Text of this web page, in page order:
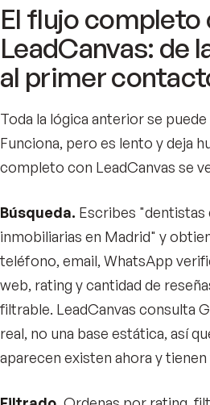
El flujo completo
LeadCanvas: de
al primer
Toda la lógica anterior se
Funciona, pero es lento y deja
completo con LeadCanvas se
Búsqueda. Escribes "dentistas
inmobiliarias en Madrid" y
teléfono, email, WhatsApp
web, rating y cantidad de
filtrable. LeadCanvas consulta
real, no una base estática, así
aparecen existen ahora y